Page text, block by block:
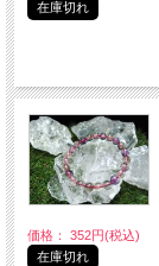
在庫切れ
価格： 352円(税込)
在庫切れ